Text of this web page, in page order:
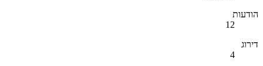
הודעות
12
דירוג
4